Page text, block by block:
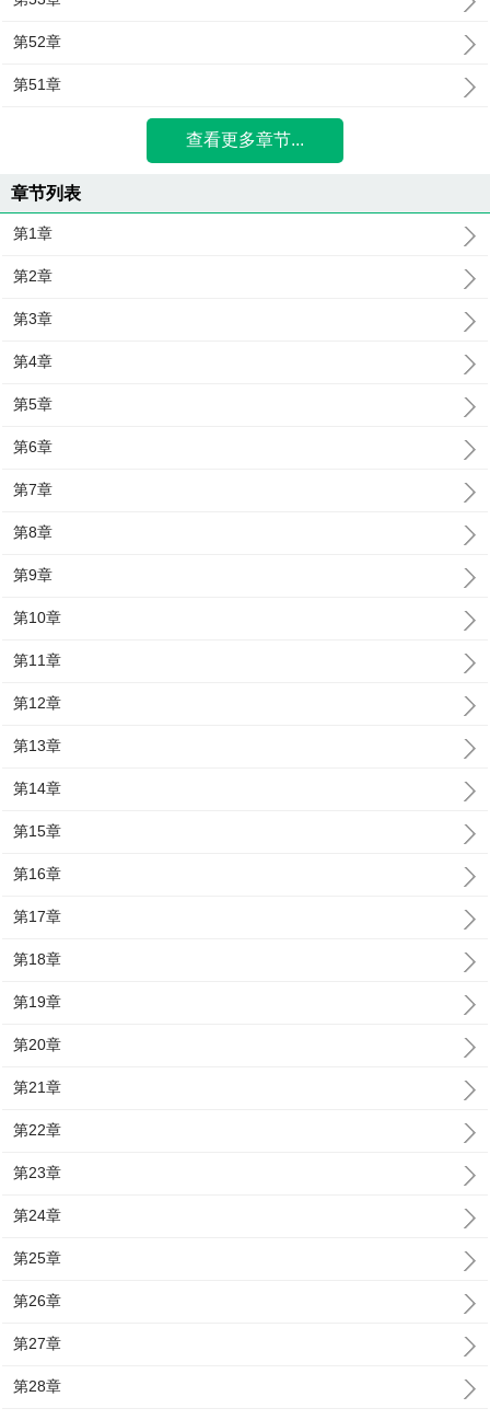
第52章
第51章
查看更多章节...
章节列表
第1章
第2章
第3章
第4章
第5章
第6章
第7章
第8章
第9章
第10章
第11章
第12章
第13章
第14章
第15章
第16章
第17章
第18章
第19章
第20章
第21章
第22章
第23章
第24章
第25章
第26章
第27章
第28章